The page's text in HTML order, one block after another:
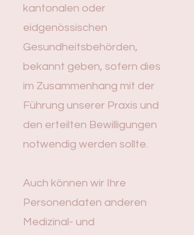
kantonalen oder
eidgenössischen
Gesundheitsbehörden,
bekannt geben, sofern dies
im Zusammenhang mit der
Führung unserer Praxis und
den erteilten Bewilligungen
notwendig werden sollte.
Auch können wir Ihre
Personendaten anderen
Medizinal- und